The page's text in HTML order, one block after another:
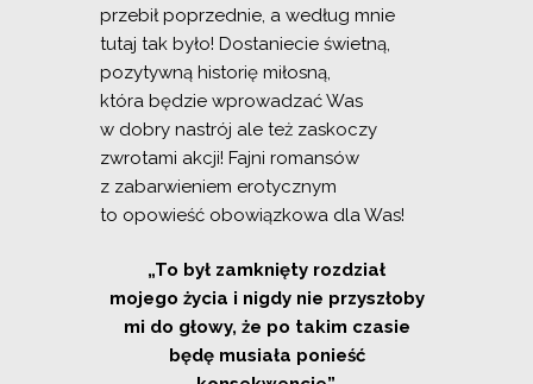
przebił poprzednie, a według mnie
tutaj tak było! Dostaniecie świetną,
pozytywną historię miłosną,
która będzie wprowadzać Was
w dobry nastrój ale też zaskoczy
zwrotami akcji! Fajni romansów
z zabarwieniem erotycznym
to opowieść obowiązkowa dla Was!
„To był zamknięty rozdział
mojego życia i nigdy nie przyszłoby
mi do głowy, że po takim czasie
będę musiała ponieść